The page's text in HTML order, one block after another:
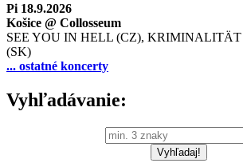
Pi 18.9.2026
Košice @ Collosseum
SEE YOU IN HELL (CZ), KRIMINALITÄT
(SK)
... ostatné koncerty
Vyhľadávanie: